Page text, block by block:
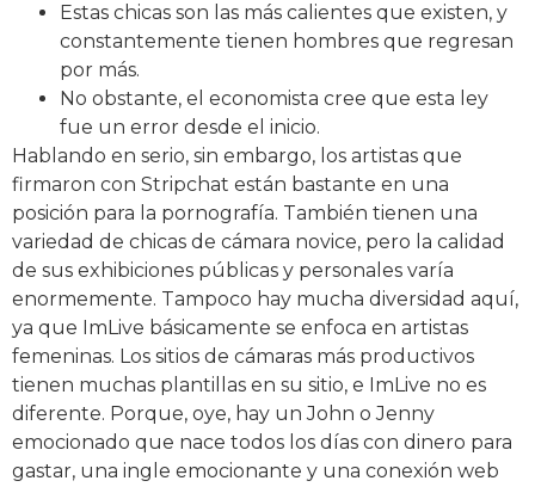
Estas chicas son las más calientes que existen, y
constantemente tienen hombres que regresan
por más.
No obstante, el economista cree que esta ley
fue un error desde el inicio.
Hablando en serio, sin embargo, los artistas que
firmaron con Stripchat están bastante en una
posición para la pornografía. También tienen una
variedad de chicas de cámara novice, pero la calidad
de sus exhibiciones públicas y personales varía
enormemente. Tampoco hay mucha diversidad aquí,
ya que ImLive básicamente se enfoca en artistas
femeninas. Los sitios de cámaras más productivos
tienen muchas plantillas en su sitio, e ImLive no es
diferente. Porque, oye, hay un John o Jenny
emocionado que nace todos los días con dinero para
gastar, una ingle emocionante y una conexión web